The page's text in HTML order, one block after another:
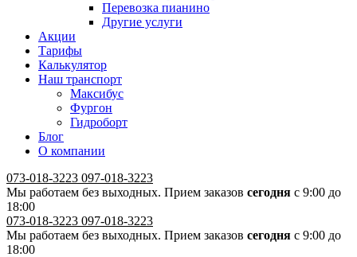
Перевозка пианино
Другие услуги
Акции
Тарифы
Калькулятор
Наш транспорт
Максибус
Фургон
Гидроборт
Блог
О компании
073-018-3223 097-018-3223
Мы работаем без выходных. Прием заказов сегодня с 9:00 до
18:00
073-018-3223 097-018-3223
Мы работаем без выходных. Прием заказов сегодня с 9:00 до
18:00